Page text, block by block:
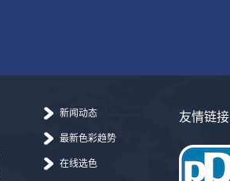
新闻动态
最新色彩趋势
在线选色
友情链接